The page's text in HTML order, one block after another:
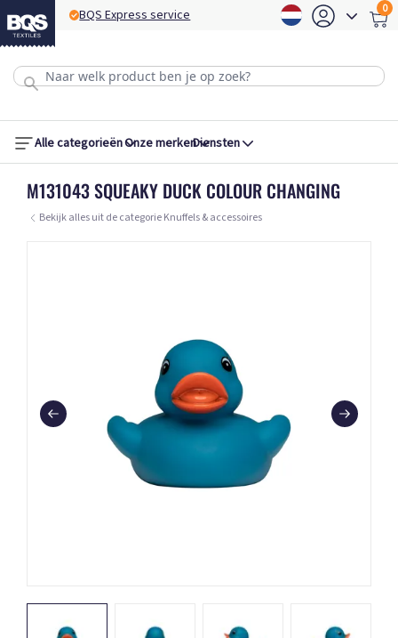
BQS Express service 0
Alle categorieënOnze merkenDiensten
M131043 SQUEAKY DUCK COLOUR CHANGING
Bekijk alles uit de categorie Knuffels & accessoires